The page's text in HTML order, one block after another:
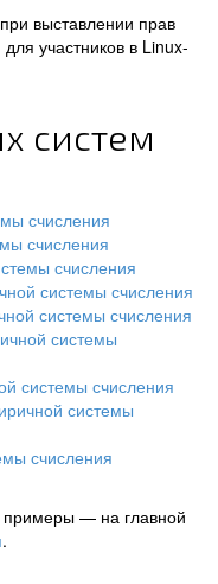
выставлении прав
участников в Linux-
систем
счисления
счисления
счисления
системы счисления
системы счисления
системы
системы счисления
системы
счисления
примеры — на главной
.